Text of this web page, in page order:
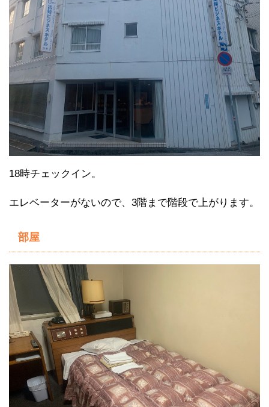
18時チェックイン。
エレベーターがないので、3階まで階段で上がります。
部屋